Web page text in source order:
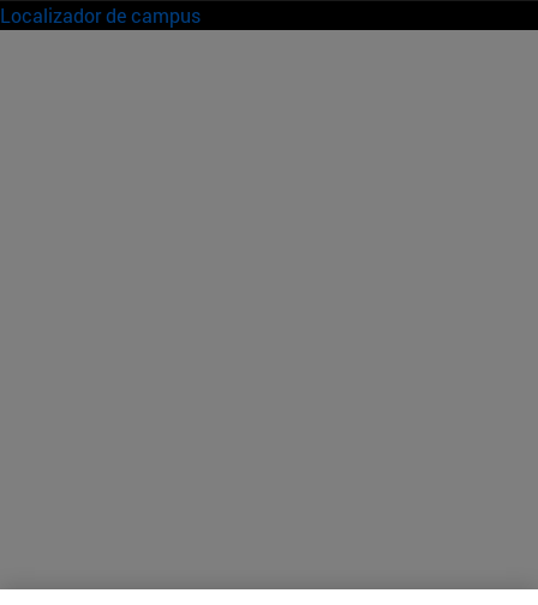
Localizador de campus